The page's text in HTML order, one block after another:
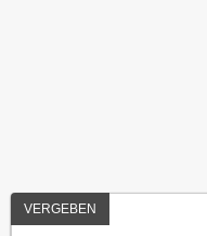
VERGEBEN